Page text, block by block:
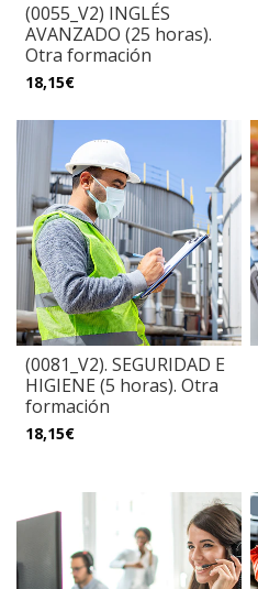
(0055_V2) INGLÉS
AVANZADO (25 horas).
Otra formación
18,15€
(0081_V2). SEGURIDAD E
HIGIENE (5 horas). Otra
formación
18,15€